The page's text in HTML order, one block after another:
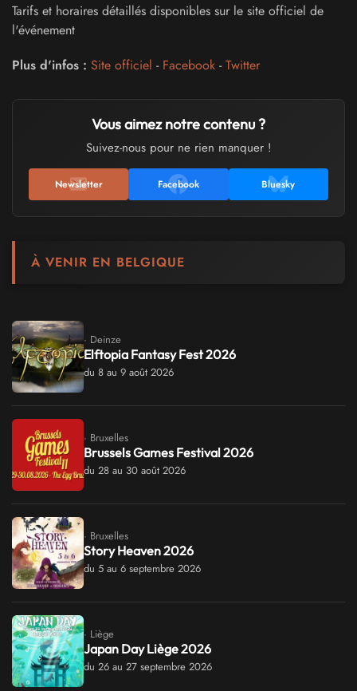
Tarifs et horaires détaillés disponibles sur le site officiel de
l'événement
Plus d'infos : Site officiel - Facebook -Twitter
Vous aimez notre contenu ?
Suivez-nous pour ne rien manquer !
Newsletter Facebook Bluesky
À VENIR EN BELGIQUE
· Deinze
Elftopia Fantasy Fest 2026
du 8 au 9 août 2026
· Bruxelles
Brussels Games Festival 2026
du 28 au 30 août 2026
· Bruxelles
Story Heaven 2026
du 5 au 6 septembre 2026
· Liège
Japan Day Liège 2026
du 26 au 27 septembre 2026